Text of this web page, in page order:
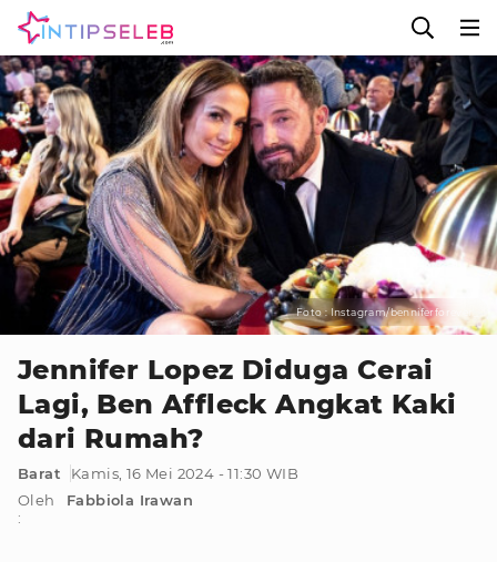
Foto : Instagram/benniferforever_
Jennifer Lopez Diduga Cerai
Lagi, Ben Affleck Angkat Kaki
dari Rumah?
Barat
Kamis, 16 Mei 2024 - 11:30 WIB
Oleh
:
Fabbiola Irawan